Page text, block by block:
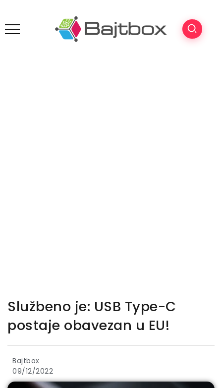
Službeno je: USB Type-C
postaje obavezan u EU!
Bajtbox
09/12/2022